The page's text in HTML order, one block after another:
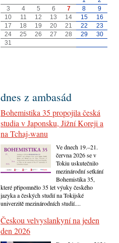
3
4 5 6 7 8
9
10
11 12 13 14 15
16
17
18 19 20 21 22
23
24
25 26 27 28 29
30
31
dnes z ambasád
Bohemistika 35 propojila česká
studia v Japonsku, Jižní Koreji a
na Tchaj-wanu
Ve dnech 19.–21.
června 2026 se v
Tokiu uskutečnilo
mezinárodní setkání
Bohemistika 35,
které připomnělo 35 let výuky českého
jazyka a českých studií na Tokijské
univerzitě mezinárodních studií....
Českou velvyslankyní na jeden
den 2026